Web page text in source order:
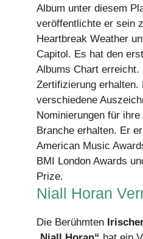
Album unter diesem
veröffentlichte er sein
Heartbreak Weather
Capitol. Es hat den
Albums Chart erreicht.
Zertifizierung erhalten.
verschiedene
Nominierungen für
Branche erhalten. Er
American Music
BMI London Awards
Prize.
Niall Horan
Die Berühmten